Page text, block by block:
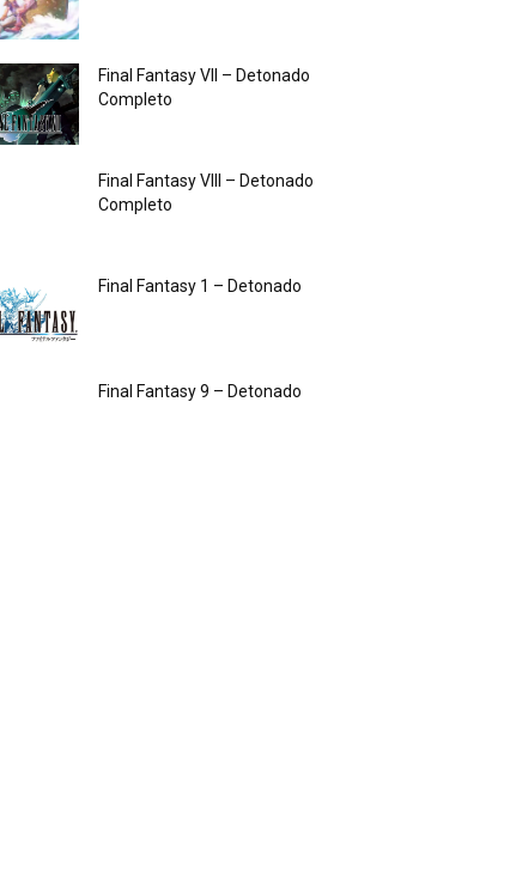
Final Fantasy VII – Detonado
Completo
Final Fantasy VIII – Detonado
Completo
Final Fantasy 1 – Detonado
Final Fantasy 9 – Detonado